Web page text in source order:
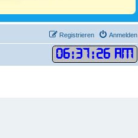
Anmelden
Registrieren
06:37:26 AM